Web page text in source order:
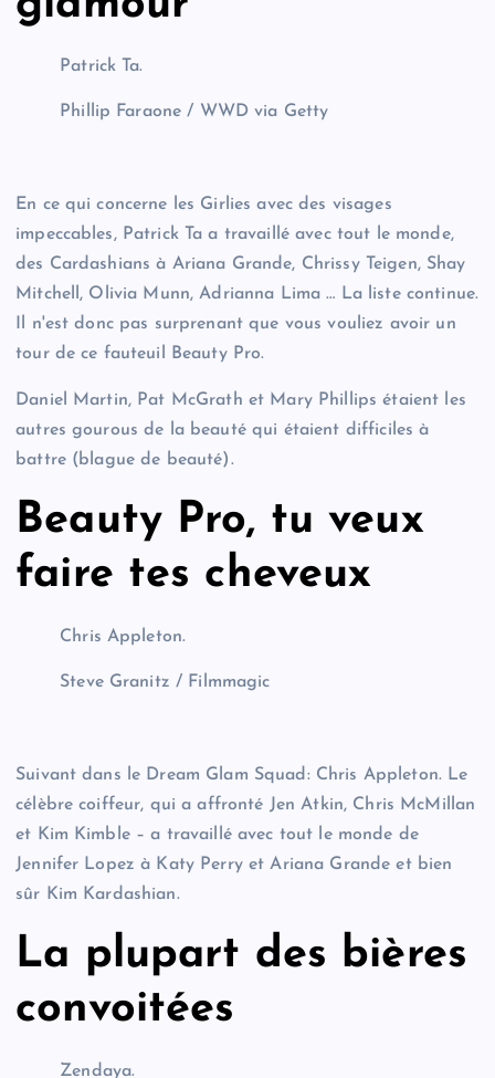
Patrick Ta.
Phillip Faraone / WWD via Getty
En ce qui concerne les Girlies avec des visages
impeccables, Patrick Ta a travaillé avec tout le monde,
des Cardashians à Ariana Grande, Chrissy Teigen, Shay
Mitchell, Olivia Munn, Adrianna Lima … La liste continue.
Il n'est donc pas surprenant que vous vouliez avoir un
tour de ce fauteuil Beauty Pro.
Daniel Martin, Pat McGrath et Mary Phillips étaient les
autres gourous de la beauté qui étaient difficiles à
battre (blague de beauté).
Beauty Pro, tu veux
faire tes cheveux
Chris Appleton.
Steve Granitz / Filmmagic
Suivant dans le Dream Glam Squad: Chris Appleton. Le
célèbre coiffeur, qui a affronté Jen Atkin, Chris McMillan
et Kim Kimble – a travaillé avec tout le monde de
Jennifer Lopez à Katy Perry et Ariana Grande et bien
sûr Kim Kardashian.
La plupart des bières
convoitées
Zendaya.